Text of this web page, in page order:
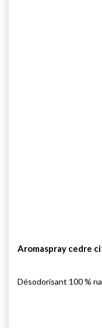
Aromaspray cedre
Désodorisant 100 %